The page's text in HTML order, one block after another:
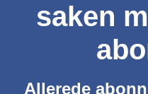
saken
Allerede